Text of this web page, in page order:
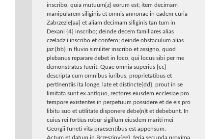
inscribo, quia mutuum{z} eorum est; item decimam
manipularem siliginis et omnis annonae in eadem curia
Zabrzezie{aa} et aliam decimam siliginis tan tum in
Dexani {4} inscribo; deinde decem familiares alias
czeladz i inscribo et confero; deinde obstaculum alias
jaz {bb} in fluvio similiter inscribo et assigno, quod
plebanus reparare debet in loco, qui locus sibi per me
demonstratus fuerit. Quae omnia superius {cc}
descripta cum omnibus iuribus, proprietatibus et
pertinentiis ita longe, late et distincte{dd}, prout in se
limitata sunt ex antiquo, rectores eiusdem ecclesiae pro
tempore existentes in perpetuum possidere et de eis pro
libitu suo et utilitate disponere debe(n)t et debebunt. In
cuius rei fortius robur sigillum eiusdem mariti mei
Georgii funeti vita praesentibus est appensum.
Actum et datum in Brzesziny{ee}, feria secunda рrохіma